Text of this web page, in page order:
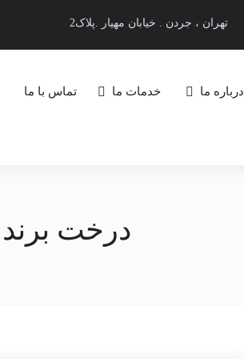
تهران ، جردن . خیابان مهیار .پلاک2
درباره ما خدمات ما تماس با ما
درخت برند